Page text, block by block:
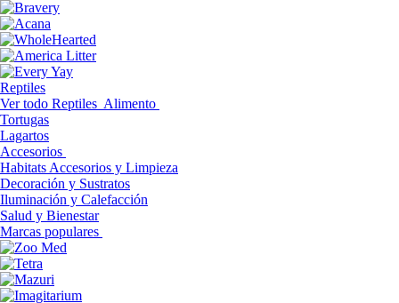
Reptiles
Ver todo Reptiles Alimento
Tortugas
Lagartos
Accesorios
Habitats Accesorios y Limpieza
Decoración y Sustratos
Iluminación y Calefacción
Salud y Bienestar
Marcas populares